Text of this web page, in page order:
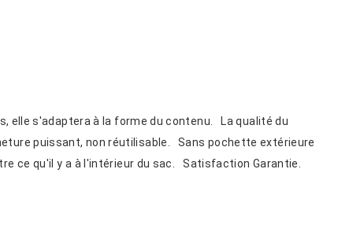
elle s'adaptera à la forme du contenu. La qualité du
puissant, non réutilisable. Sans pochette extérieure
ce qu'il y a à l'intérieur du sac. Satisfaction Garantie.